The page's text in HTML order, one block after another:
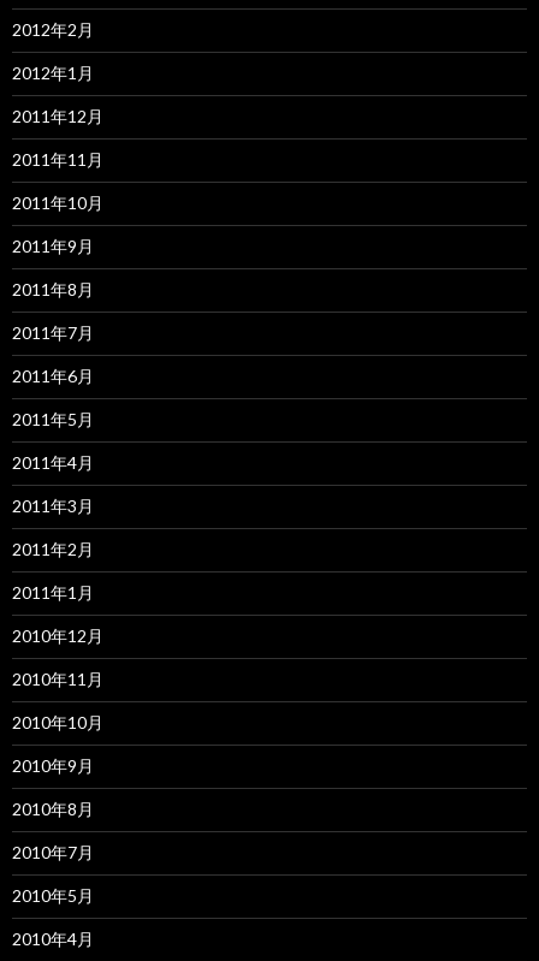
2012年2月
2012年1月
2011年12月
2011年11月
2011年10月
2011年9月
2011年8月
2011年7月
2011年6月
2011年5月
2011年4月
2011年3月
2011年2月
2011年1月
2010年12月
2010年11月
2010年10月
2010年9月
2010年8月
2010年7月
2010年5月
2010年4月